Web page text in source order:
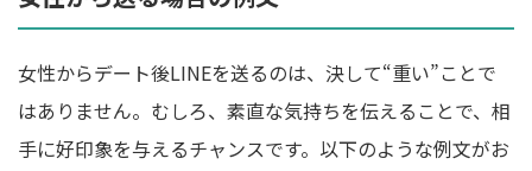
女性からデート後LINEを送るのは、決して“重い”ことで
はありません。むしろ、素直な気持ちを伝えることで、相
手に好印象を与えるチャンスです。以下のような例文がお